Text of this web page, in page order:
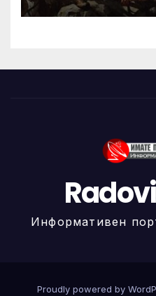
Информативен
Proudly powered by